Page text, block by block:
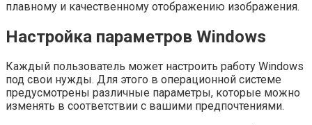
плавному и качественному отображению изображения.
Настройка параметров Windows
Каждый пользователь может настроить работу Windows
под свои нужды. Для этого в операционной системе
предусмотрены различные параметры, которые можно
изменять в соответствии с вашими предпочтениями.